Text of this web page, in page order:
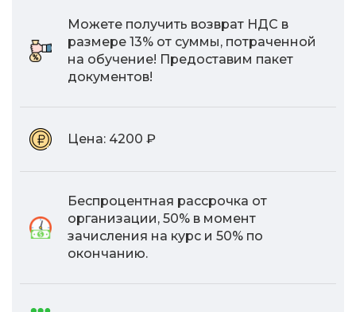
Можете получить возврат НДС в
размере 13% от суммы, потраченной
на обучение! Предоставим пакет
документов!
Цена: 4200 ₽
Беспроцентная рассрочка от
организации, 50% в момент
зачисления на курс и 50% по
окончанию.